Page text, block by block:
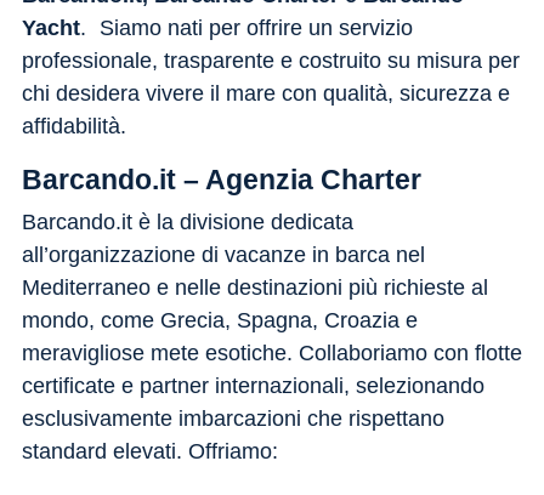
Yacht. Siamo nati per offrire un servizio
professionale, trasparente e costruito su misura per
chi desidera vivere il mare con qualità, sicurezza e
affidabilità.
Barcando.it – Agenzia Charter
Barcando.it è la divisione dedicata
all’organizzazione di vacanze in barca nel
Mediterraneo e nelle destinazioni più richieste al
mondo, come Grecia, Spagna, Croazia e
meravigliose mete esotiche. Collaboriamo con flotte
certificate e partner internazionali, selezionando
esclusivamente imbarcazioni che rispettano
standard elevati. Offriamo: